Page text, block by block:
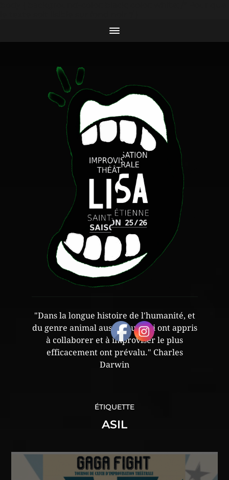
"Dans la longue histoire de l'humanité, et
du genre animal aussi, ceux qui ont appris
à collaborer et à improviser le plus
efficacement ont prévalu." Charles
Darwin
ÉTIQUETTE
ASIL